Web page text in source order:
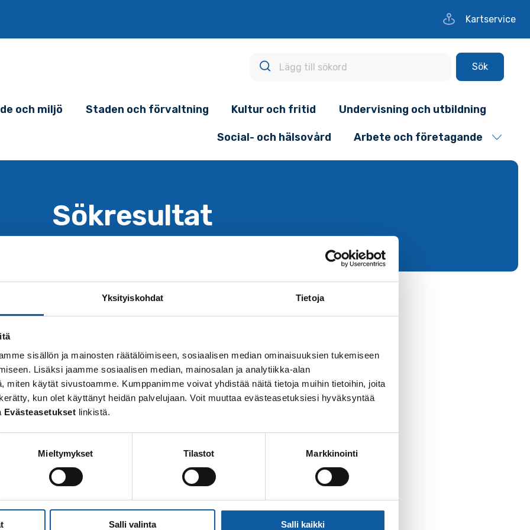
Yksityiskohdat Tietoja
sisällön ja mainosten räätälöimiseen, sosiaalisen median ominaisuuksien tukemiseen
Lisäksi jaamme sosiaalisen median, mainosalan ja analytiikka-alan
miten käytät sivustoamme. Kumppanimme voivat yhdistää näitä tietoja muihin tietoihin, joita
kun olet käyttänyt heidän palvelujaan. Voit muuttaa evästeasetuksiesi hyväksyntää
Evästeasetukset linkistä.
Mieltymykset Tilastot Markkinointi
Salli valinta Salli kaikki
Kartservice
Sök
och miljö Staden och förvaltning Kultur och fritid Undervisning och utbildning
Social- och hälsovård Arbete och företagande
Sökresultat
Din sökning gav inget resultat.